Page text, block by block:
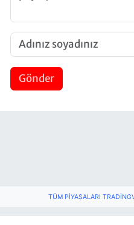
Gönder
TÜM PIYASALARI